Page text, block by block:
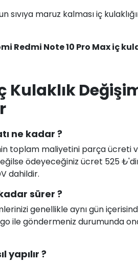
maruz kalması iç
Redmi Note 10 Pro Max iç
Kulaklık
ne kadar ?
toplam maliyetini parça ücreti
ödeyeceğiniz ücret 525
dahildir.
sürer ?
genellikle aynı gün
ile göndermeniz durumunda
yapılır ?